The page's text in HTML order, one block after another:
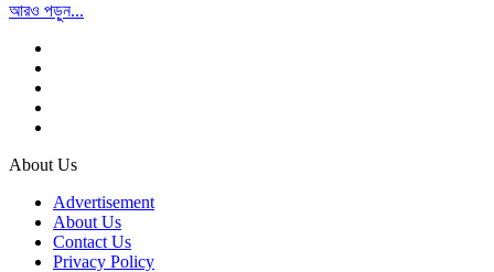
আরও পড়ুন...
About Us
Advertisement
About Us
Contact Us
Privacy Policy